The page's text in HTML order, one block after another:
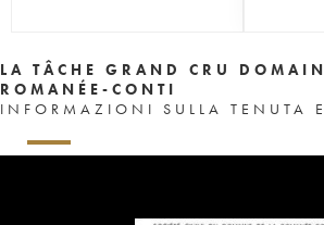
LA TÂCHE GRAND CRU
ROMANÉE-CONTI
INFORMAZIONI SULLA TENUTA